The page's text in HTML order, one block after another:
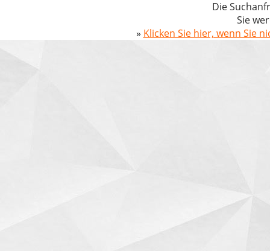
Die
Sie
» Klicken Sie hier, wenn Sie